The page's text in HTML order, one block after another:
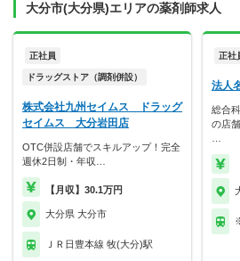
大分市(大分県)エリアの薬剤師求人
正社員
ドラッグストア（調剤併設）
株式会社九州セイムス ドラッグ
セイムス 大分岩田店
OTC併設店舗でスキルアップ！完全
週休2日制・年収…
【月収】30.1万円
大分県 大分市
ＪＲ日豊本線 牧(大分)駅
正社
法人
総合
の店
…